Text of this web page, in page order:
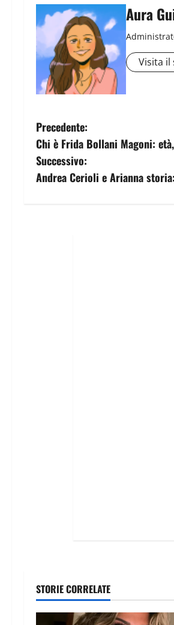
Aura
Visita il
Precedente:
Chi è Frida Bollani Magoni:
Successivo:
Andrea Cerioli e Arianna
STORIE CORRELATE